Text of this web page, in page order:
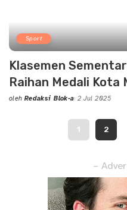
Sport
Klasemen
Raihan Medali Kota
Posted
oleh Redaksi Blok-a 2 Jul 2025
1 2
–